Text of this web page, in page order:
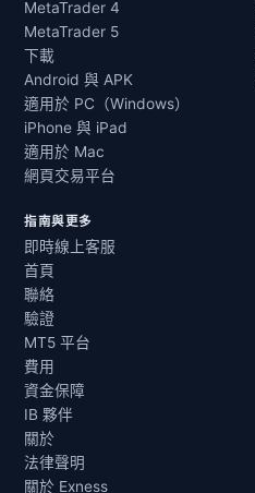
MetaTrader 4
MetaTrader 5
下載
Android 與 APK
適用於 PC（Windows）
iPhone 與 iPad
適用於 Mac
網頁交易平台
指南與更多
即時線上客服
首頁
聯絡
驗證
MT5 平台
費用
資金保障
IB 夥伴
關於
法律聲明
關於 Exness